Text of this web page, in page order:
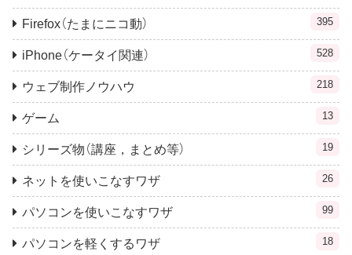
Firefox（たまにニコ動） 395
iPhone（ケータイ関連） 528
ウェブ制作ノウハウ 218
ゲーム 13
シリーズ物（講座，まとめ等） 19
ネットを使いこなすワザ 26
パソコンを使いこなすワザ 99
パソコンを軽くするワザ 18